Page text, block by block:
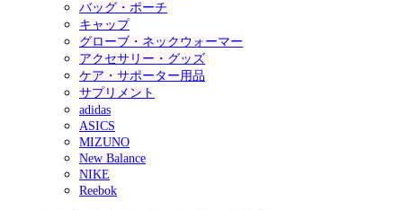
バッグ・ポーチ
キャップ
グローブ・ネックウォーマー
アクセサリー・グッズ
ケア・サポーター用品
サプリメント
adidas
ASICS
MIZUNO
New Balance
NIKE
Reebok